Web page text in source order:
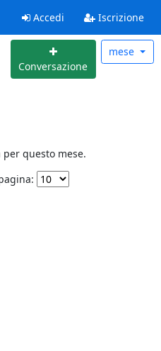
Accedi Iscrizione
Conversazione
mese
questo mese.